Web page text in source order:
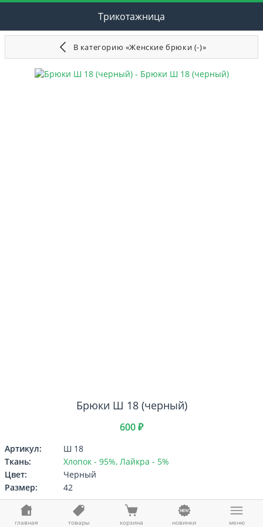
Трикотажница
В категорию «Женские брюки (-)»
Брюки Ш 18 (черный)
600 ₽
Артикул:
Ш 18
Ткань:
Хлопок - 95%, Лайкра - 5%
Цвет:
Черный
Размер:
42
ВыберитеРазмер